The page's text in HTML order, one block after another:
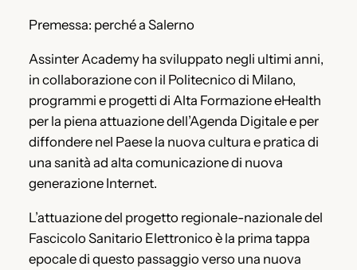
Premessa: perché a Salerno
Assinter Academy ha sviluppato negli ultimi anni,
in collaborazione con il Politecnico di Milano,
programmi e progetti di Alta Formazione eHealth
per la piena attuazione dell’Agenda Digitale e per
diffondere nel Paese la nuova cultura e pratica di
una sanità ad alta comunicazione di nuova
generazione Internet.
L’attuazione del progetto regionale-nazionale del
Fascicolo Sanitario Elettronico è la prima tappa
epocale di questo passaggio verso una nuova